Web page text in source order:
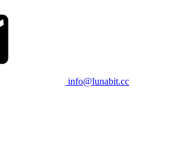
info@lunabit.cc